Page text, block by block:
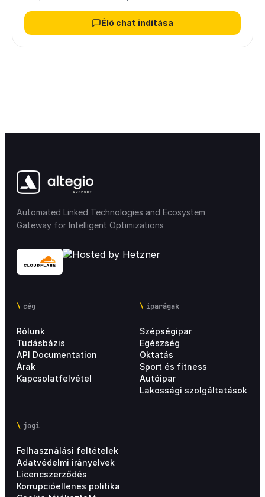
Élő chat indítása
Automated Linked Technologies and Ecosystem
Gateway for Intelligent Optimizations
cég
Rólunk
Tudásbázis
API Documentation
Árak
Kapcsolatfelvétel
iparágak
Szépségipar
Egészség
Oktatás
Sport és fitness
Autóipar
Lakossági szolgáltatások
jogi
Felhasználási feltételek
Adatvédelmi irányelvek
Licencszerződés
Korrupcióellenes politika